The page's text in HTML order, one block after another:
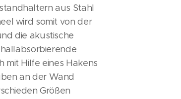
aus Stahl
wird somit von der
die akustische
mit Hilfe eines Hakens
an der Wand
Größen